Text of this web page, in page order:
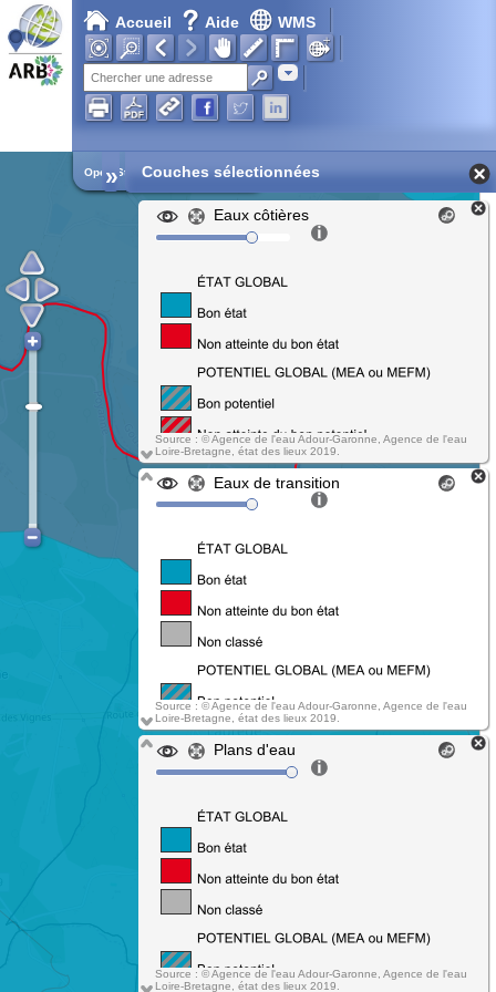
Accueil Aide WMS
Adresse
Open Street Map
» Couches sélectionnées
Eaux côtières
Source : © Agence de l'eau Adour-Garonne, Agence de l'eau
Loire-Bretagne, état des lieux 2019.
Eaux de transition
Source : © Agence de l'eau Adour-Garonne, Agence de l'eau
Loire-Bretagne, état des lieux 2019.
Plans d'eau
Source : © Agence de l'eau Adour-Garonne, Agence de l'eau
Loire-Bretagne, état des lieux 2019.